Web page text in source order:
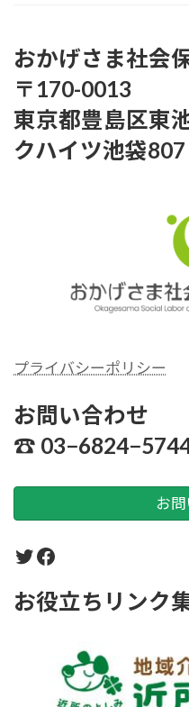
おかげさま社会
〒170-0013
東京都豊島区東
クハイツ池袋807
プライバシーポリシー
お問い合わせ
☎︎
お
Twitter
Facebook
お役立ちリンク